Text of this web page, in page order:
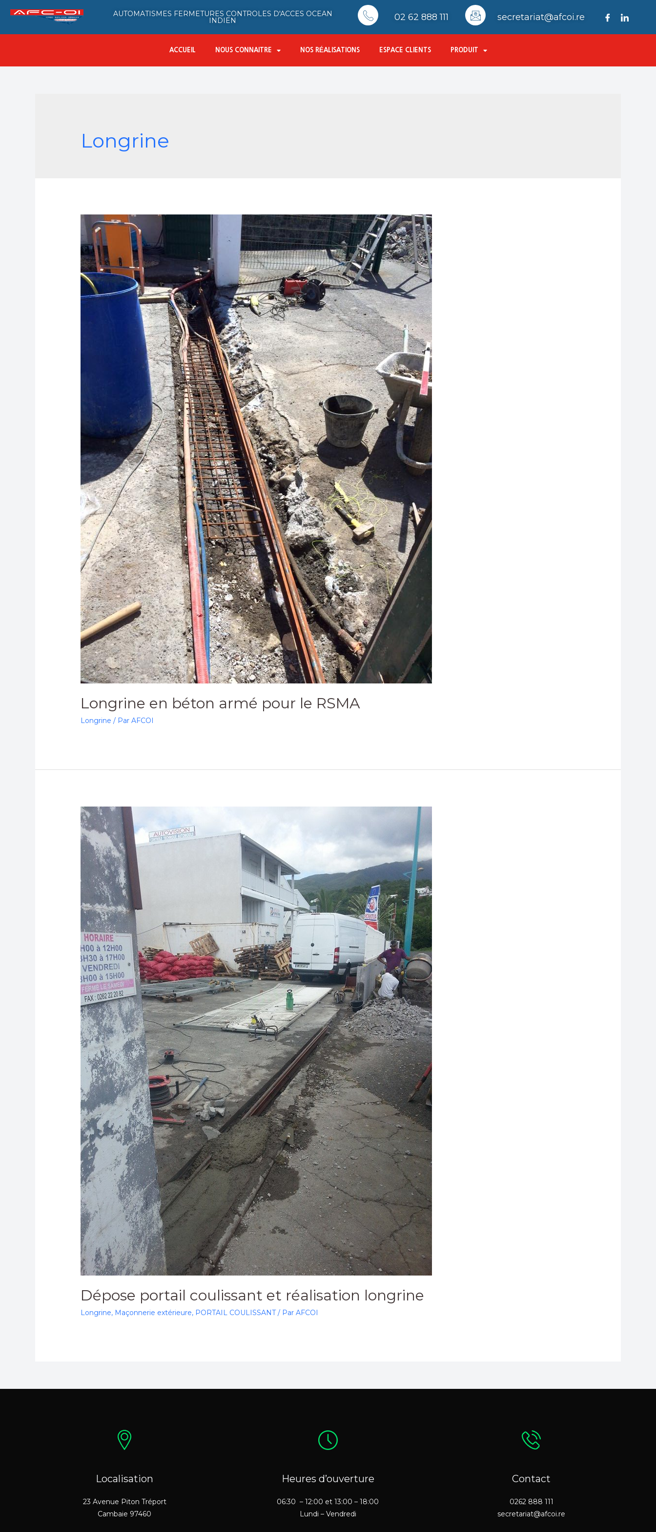
AUTOMATISMES FERMETURES CONTROLES D'ACCES OCEAN
INDIEN 02 62 888 111 secretariat@afcoi.re
ACCUEIL NOUS CONNAITRE NOS RÉALISATIONS ESPACE CLIENTS PRODUIT
Longrine
Longrine en béton armé pour le RSMA
Longrine / ParAFCOI
Dépose portail coulissant et réalisation longrine
Longrine, Maçonnerie extérieure, PORTAIL COULISSANT/ ParAFCOI
Localisation
23 Avenue Piton Tréport
Cambaie 97460
Heures d’ouverture
06:30 – 12:00 et 13:00 – 18:00
Lundi – Vendredi
Contact
0262 888 111
secretariat@afcoi.re